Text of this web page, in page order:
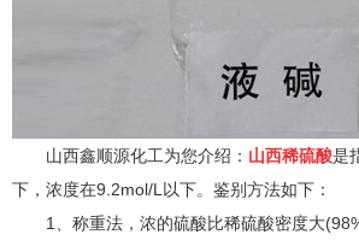
山西鑫顺源化工为您介绍： 山西稀硫酸是
下，浓度在9.2mol/L以下。鉴别方法如下：
1、称重法，浓的硫酸比稀硫酸密度大